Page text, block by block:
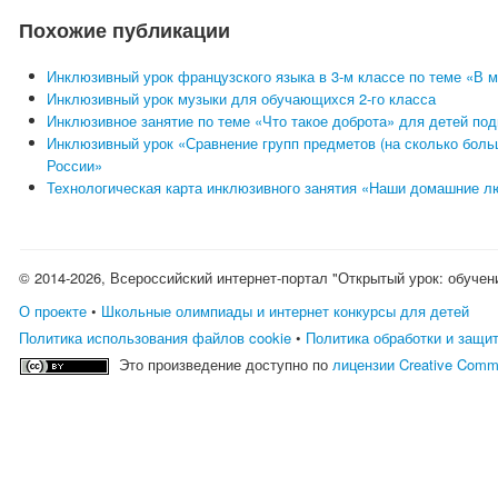
Похожие публикации
Инклюзивный урок французского языка в 3-м классе по теме «В
Инклюзивный урок музыки для обучающихся 2-го класса
Инклюзивное занятие по теме «Что такое доброта» для детей
Инклюзивный урок «Сравнение групп предметов (на сколько
России»
Технологическая карта инклюзивного занятия «Наши домашние
© 2014-2026, Всероссийский интернет-портал "Открытый урок:
О проекте • Школьные олимпиады и интернет конкурсы для детей
Политика использования файлов cookie • Политика обработки и
Это произведение доступно полицензии Creative